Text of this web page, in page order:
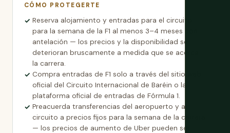
CÓMO PROTEGERTE
Reserva alojamiento y entradas para el circuito
para la semana de la F1 al menos 3–4 meses con
antelación — los precios y la disponibilidad se
deterioran bruscamente a medida que se acerca
la carrera.
Compra entradas de F1 solo a través del sitio web
oficial del Circuito Internacional de Baréin o la
plataforma oficial de entradas de Fórmula 1.
Preacuerda transferencias del aeropuerto y al
circuito a precios fijos para la semana de la carrera
— los precios de aumento de Uber pueden ser